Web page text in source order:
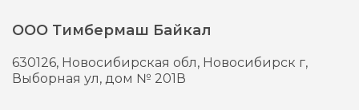
ООО Тимбермаш Байкал
630126, Новосибирская обл, Новосибирск г,
Выборная ул, дом № 201В